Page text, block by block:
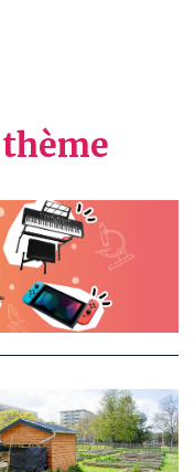
thème